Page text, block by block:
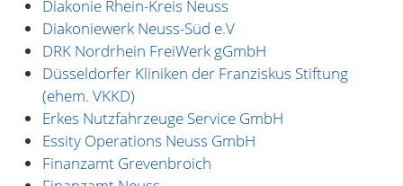
Diakonie Rhein-Kreis Neuss
Diakoniewerk Neuss-Süd e.V
DRK Nordrhein FreiWerk gGmbH
Düsseldorfer Kliniken der Franziskus Stiftung
(ehem. VKKD)
Erkes Nutzfahrzeuge Service GmbH
Essity Operations Neuss GmbH
Finanzamt Grevenbroich